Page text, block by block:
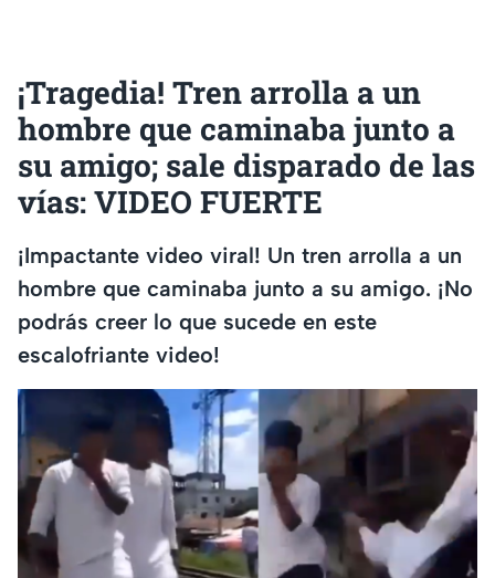
¡Tragedia! Tren arrolla a un
hombre que caminaba junto a
su amigo; sale disparado de las
vías: VIDEO FUERTE
¡Impactante video viral! Un tren arrolla a un
hombre que caminaba junto a su amigo. ¡No
podrás creer lo que sucede en este
escalofriante video!